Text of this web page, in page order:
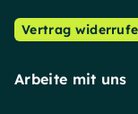
Vertrag
Arbeite mit uns